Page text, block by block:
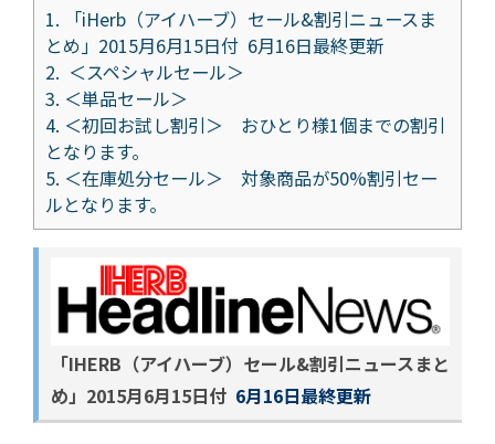
1. 「iHerb（アイハーブ）セール&割引ニュースま
とめ」2015月6月15日付 6月16日最終更新
2. ＜スペシャルセール＞
3. ＜単品セール＞
4. ＜初回お試し割引＞ おひとり様1個までの割引
となります。
5. ＜在庫処分セール＞ 対象商品が50%割引セー
ルとなります。
「IHERB（アイハーブ）セール&割引ニュースまと
め」 2015月6月15日付 6月16日最終更新